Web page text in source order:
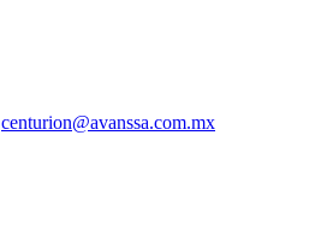
centurion@avanssa.com.mx